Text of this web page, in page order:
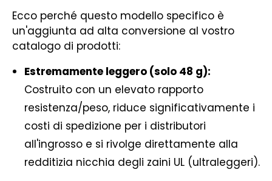
Ecco perché questo modello specifico è
un'aggiunta ad alta conversione al vostro
catalogo di prodotti:
Estremamente leggero (solo 48 g):
Costruito con un elevato rapporto
resistenza/peso, riduce significativamente i
costi di spedizione per i distributori
all'ingrosso e si rivolge direttamente alla
redditizia nicchia degli zaini UL (ultraleggeri).